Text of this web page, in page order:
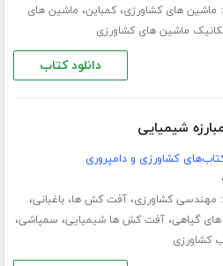
ماشین های کشاورزی،کمباین، ماشین های
ماشین های کشاورزی
دانلود کتاب
شیمیایی
کشاورزی و دامپروری
مهندسی کشاورزی،آفت کش ها،باغبانی،
گیاهی،آفت کش ها شیمیایی، سمپاشی،
کشاورزی